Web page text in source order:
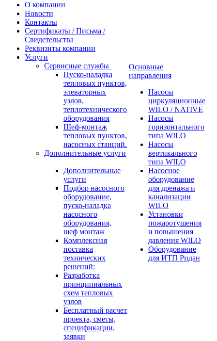
О компании
Новости
Контакты
Сертификаты / Письма /
Свидетельства
Реквизиты компании
Услуги
Сервисные службы
Пуско-наладка
тепловых пунктов,
элеваторных
узлов,
теплотехнического
оборудования
Шеф-монтаж
тепловых пунктов,
насосных станций.
Дополнительные услуги
Дополнительные
услуги
Подбор насосного
оборудование,
пуско-наладка
насосного
оборудования,
шеф монтаж
Комплексная
поставка
технических
решений:
Разработка
принципиальных
схем тепловых
узлов
Бесплатный расчет
проекта, сметы,
спецификации,
заявки
Основные
направления
Насосы
циркуляционные
WILO / NATIVE
Насосы
горизонтального
типа WILO
Насосы
вертикального
типа WILO
Насосное
оборудование
для дренажа и
канализации
WILO
Установки
пожаротушения
и повышения
давления WILO
Оборудование
для ИТП Ридан